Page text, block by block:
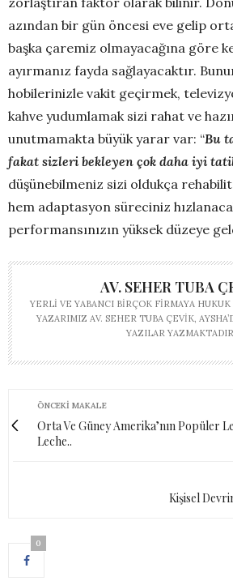
azından bir gün öncesi eve gelip
başka çaremiz olmayacağına göre
ayırmanız fayda sağlayacaktır.
hobilerinizle vakit geçirmek,
kahve yudumlamak sizi rahat ve
unutmamakta büyük yarar var: “Bu
fakat sizleri bekleyen çok daha iyi
düşünebilmeniz sizi oldukça
hem adaptasyon süreciniz
performansınızın yüksek düzeye
AV. SEHER TUBA
YERLI VE YABANCI BIRÇOK FIRMAYA
YAZARIMIZ AV. SEHER TUBA ÇEVIK,
YAZILAR
ÖNCEKI MAKALE
Orta Ve Güney Amerika’nın Popüler
Leche..
Kişisel
0